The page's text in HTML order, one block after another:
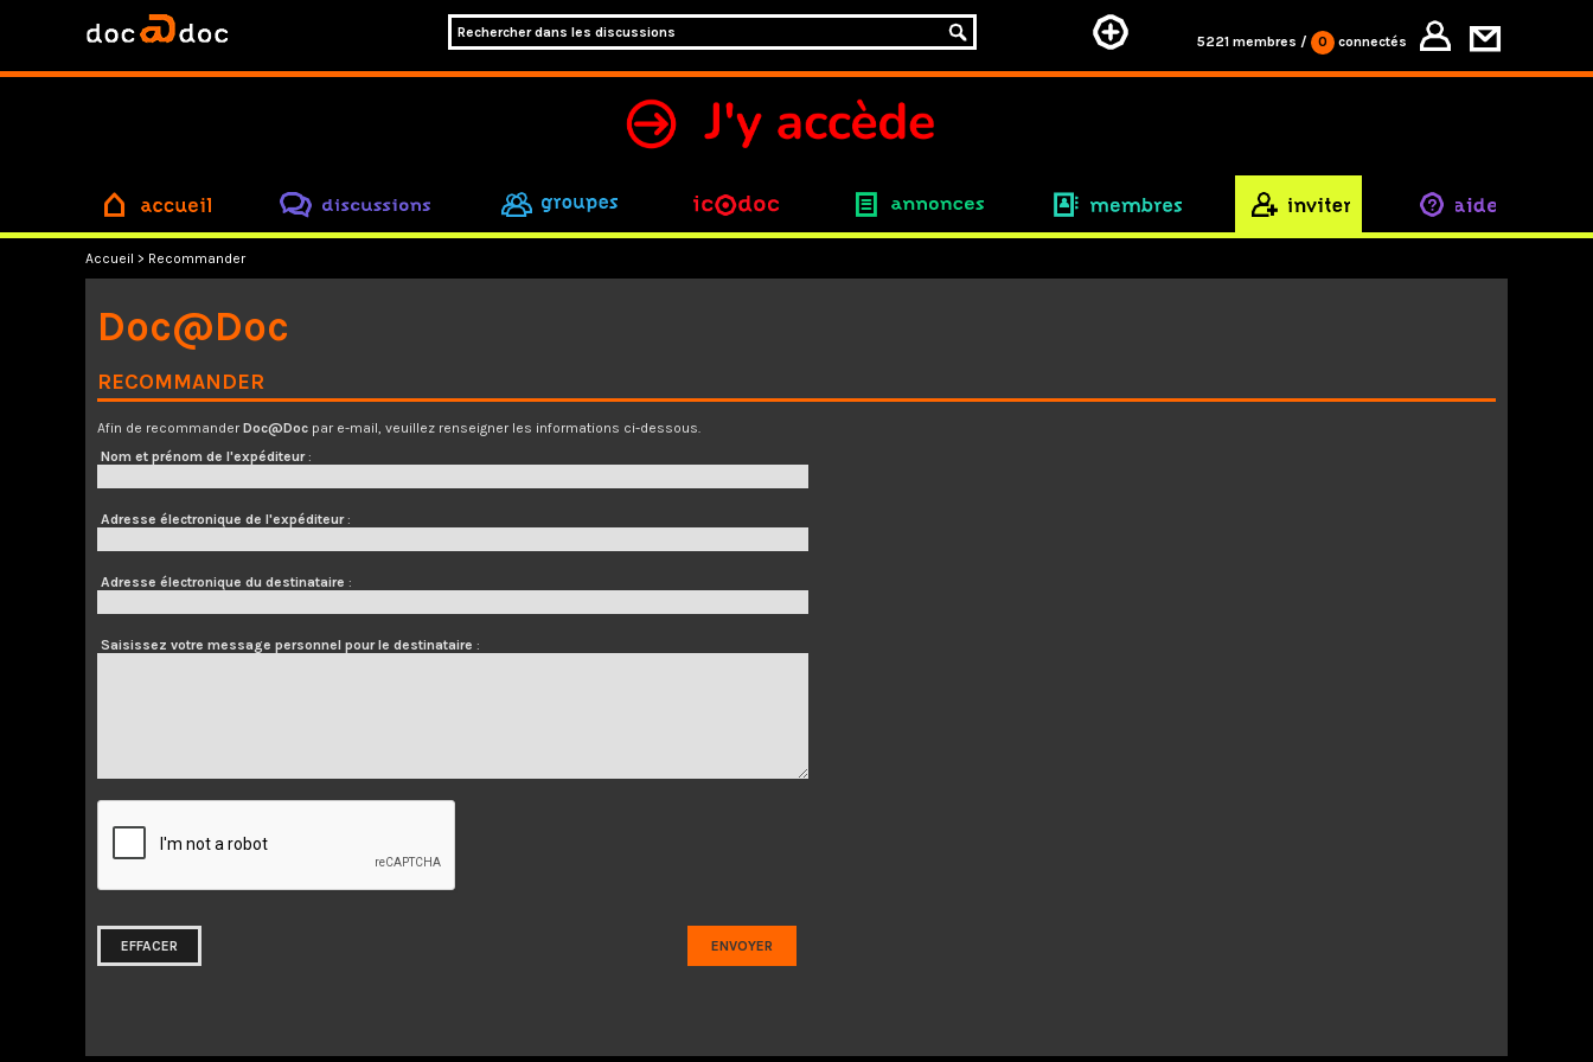
5221 membres / 0 connectés
accueil discussions groupes icodoc annonces membres inviter aide
Accueil > Recommander
Doc@Doc
RECOMMANDER
Afin de recommanderDoc@Doc par e-mail, veuillez renseigner les informations ci-dessous.
Nom et prénom de l'expéditeur:
Adresse électronique de l'expéditeur:
Adresse électronique du destinataire :
Saisissez votre message personnel pour le destinataire :